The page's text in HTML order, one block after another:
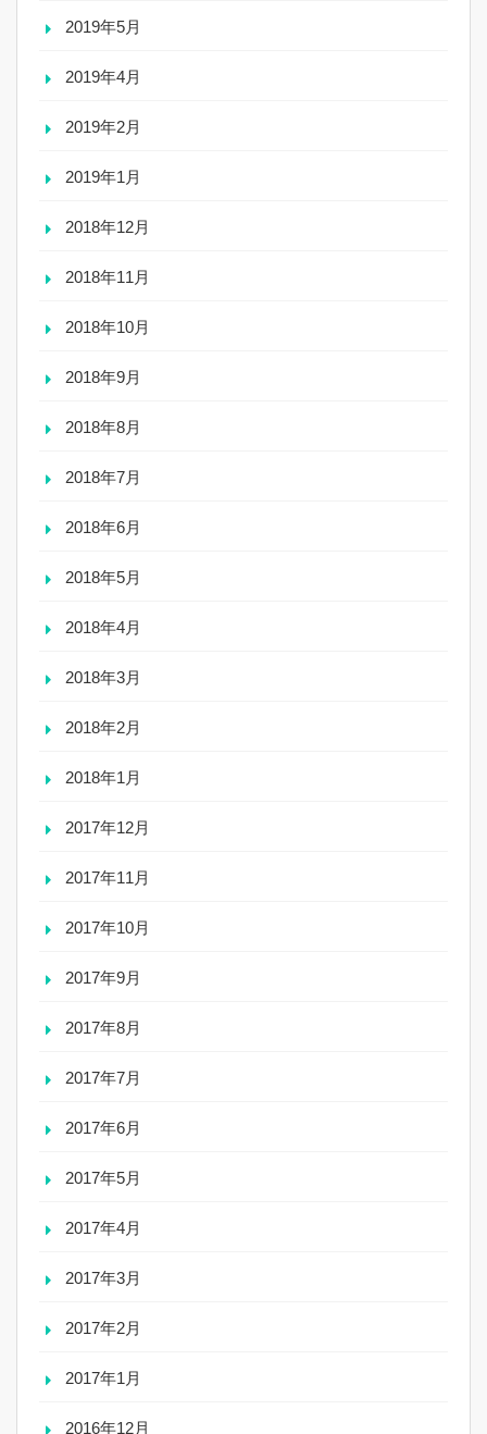
2019年5月
2019年4月
2019年2月
2019年1月
2018年12月
2018年11月
2018年10月
2018年9月
2018年8月
2018年7月
2018年6月
2018年5月
2018年4月
2018年3月
2018年2月
2018年1月
2017年12月
2017年11月
2017年10月
2017年9月
2017年8月
2017年7月
2017年6月
2017年5月
2017年4月
2017年3月
2017年2月
2017年1月
2016年12月